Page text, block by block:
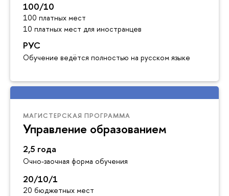
100/10
100 платных мест
10 платных мест для иностранцев
РУС
Обучение ведётся полностью на русском языке
МАГИСТЕРСКАЯ ПРОГРАММА
Управление образованием
2,5 года
Очно-заочная форма обучения
20/10/1
20 бюджетных мест